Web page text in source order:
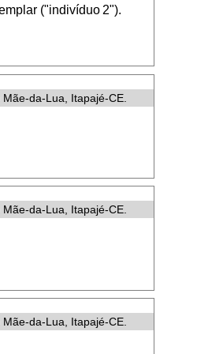
("indivíduo 2").
da-Lua, Itapajé-CE.
da-Lua, Itapajé-CE.
da-Lua, Itapajé-CE.